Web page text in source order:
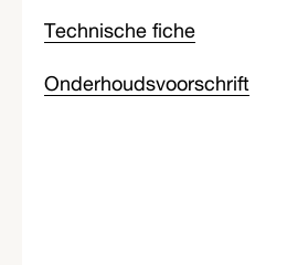
Technische fiche
Onderhoudsvoorschrift